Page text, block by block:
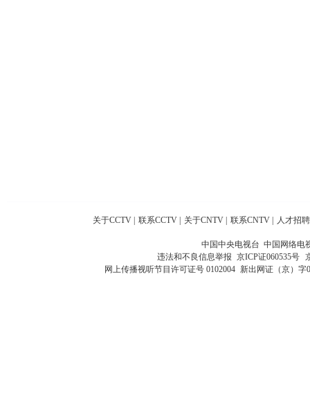
关于CCTV 联系CCTV 关于CNTV 联系CNTV 人才招聘
中国中央电视台 中国网络电
违法和不良信息举报 京ICP证060535号
网上传播视听节目许可证号 0102004 新出网证（京）